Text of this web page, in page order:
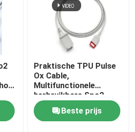
Praktische TPU Pulse
Ox Cable,
Multifunctionele
herbruikbare Spo2
sensoren
Beste prijs